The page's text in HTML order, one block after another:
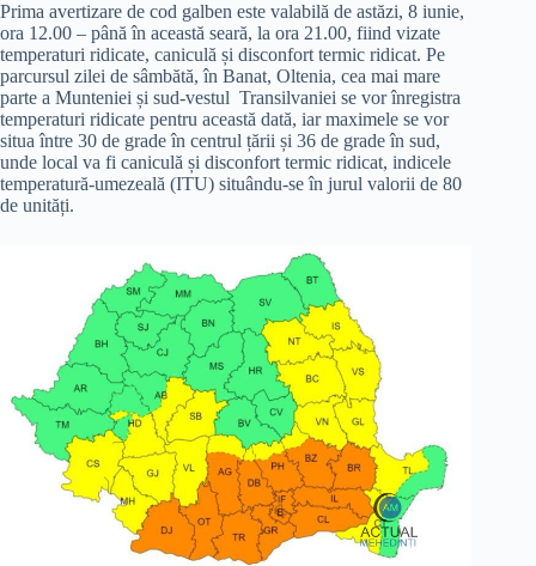
Prima avertizare de cod galben este valabilă de astăzi, 8 iunie,
ora 12.00 – până în această seară, la ora 21.00, fiind vizate
temperaturi ridicate, caniculă și disconfort termic ridicat. Pe
parcursul zilei de sâmbătă, în Banat, Oltenia, cea mai mare
parte a Munteniei și sud-vestul Transilvaniei se vor înregistra
temperaturi ridicate pentru această dată, iar maximele se vor
situa între 30 de grade în centrul țării și 36 de grade în sud,
unde local va fi caniculă și disconfort termic ridicat, indicele
temperatură-umezeală (ITU) situându-se în jurul valorii de 80
de unități.